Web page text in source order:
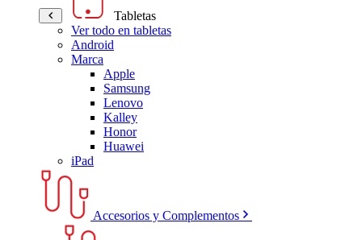
Tabletas
Ver todo en tabletas
Android
Marca
Apple
Samsung
Lenovo
Kalley
Honor
Huawei
iPad
Accesorios y Complementos